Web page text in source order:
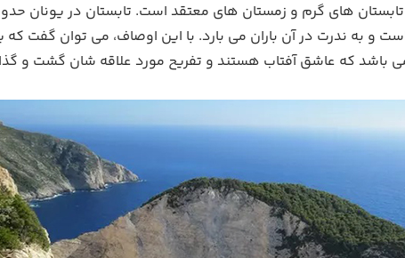
و به ندرت در آن باران می بارد. با این اوصاف، می توان گفت که
باشد که عاشق آفتاب هستند و تفریح مورد علاقه شان گشت و